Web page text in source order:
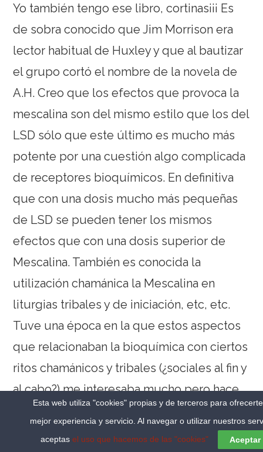
Yo también tengo ese libro, cortinas¡¡¡ Es
de sobra conocido que Jim Morrison era
lector habitual de Huxley y que al bautizar
el grupo cortó el nombre de la novela de
A.H. Creo que los efectos que provoca la
mescalina son del mismo estilo que los del
LSD sólo que este último es mucho más
potente por una cuestión algo complicada
de receptores bioquímicos. En definitiva
que con una dosis mucho más pequeñas
de LSD se pueden tener los mismos
efectos que con una dosis superior de
Mescalina. También es conocida la
utilización chamánica la Mescalina en
liturgias tribales y de iniciación, etc, etc.
Tuve una época en la que estos aspectos
que relacionaban la bioquímica con ciertos
ritos chamánicos y tribales (¿sociales al fin y
al cabo?) me interesaba mucho pero hace
tiempo que por falta de tiempo lo tengo
un poco abandonado…A ver si te busco
Esta web utiliza "cookies" propias y de terceros para
mejor experiencia y servicio. Al navegar o utilizar nuestros
aceptas el uso que hacemos de las "cookies" Aceptar